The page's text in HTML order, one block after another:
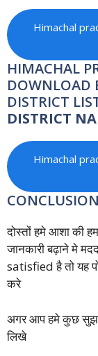
Himachal
HIMACHAL
DOWNLOAD
DISTRICT
DISTRICT
Himachal
दोस्तों हमे आशा की
जानकारी बढ़ाने मे
satisfied है तो यह
करे
अगर आप हमे कुछ
लिखे